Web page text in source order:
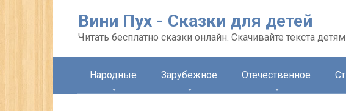
Вини Пух - Сказки для детей
Читать бесплатно сказки онлайн. Скачивайте текста
Народные Зарубежное Отечественное